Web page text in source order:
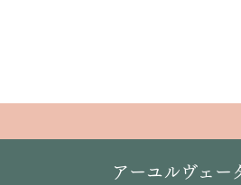
アーユルヴェー